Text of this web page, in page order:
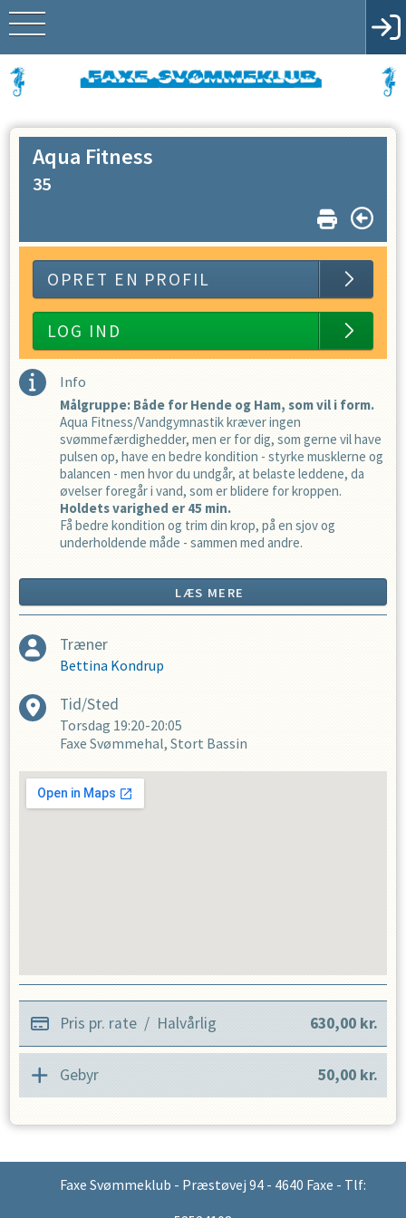
Aqua Fitness
35
OPRET EN PROFIL
LOG IND
Info
Målgruppe: Både for Hende og Ham, som vil i form.
Aqua Fitness/Vandgymnastik kræver ingen
svømmefærdighedder, men er for dig, som gerne vil have
pulsen op, have en bedre kondition - styrke musklerne og
balancen - men hvor du undgår, at belaste leddene, da
øvelser foregår i vand, som er blidere for kroppen.
Holdets varighed er 45 min.
Få bedre kondition og trim din krop, på en sjov og
underholdende måde - sammen med andre.
LÆS MERE
Træner
Bettina Kondrup
Tid/Sted
Torsdag 19:20-20:05
Faxe Svømmehal, Stort Bassin
Pris pr. rate / Halvårlig 630,00 kr.
Gebyr 50,00 kr.
Faxe Svømmeklub - Præstøvej 94 - 4640 Faxe - Tlf: